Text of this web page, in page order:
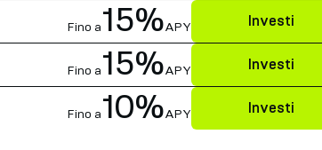
Fino a15%APY Investi
Fino a15%APY Investi
Fino a10%APY Investi